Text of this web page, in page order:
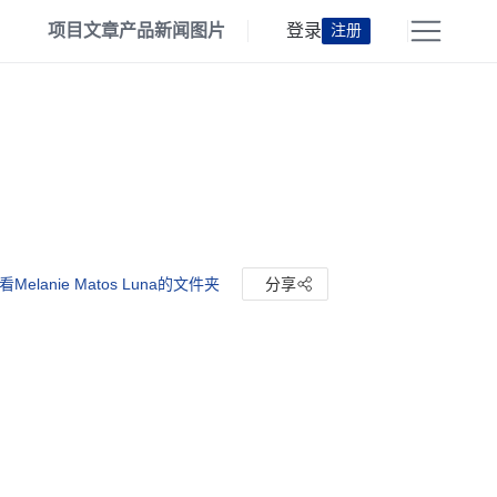
项目文章产品新闻 图片 登录 注册
Melanie Matos Luna的文件夹 分享